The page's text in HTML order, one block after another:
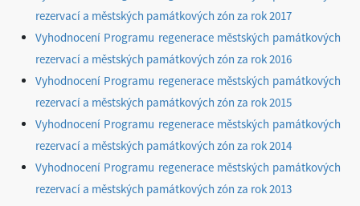
rezervací a městských památkových zón za rok 2017
Vyhodnocení Programu regenerace městských památkových
rezervací a městských památkových zón za rok 2016
Vyhodnocení Programu regenerace městských památkových
rezervací a městských památkových zón za rok 2015
Vyhodnocení Programu regenerace městských památkových
rezervací a městských památkových zón za rok 2014
Vyhodnocení Programu regenerace městských památkových
rezervací a městských památkových zón za rok 2013